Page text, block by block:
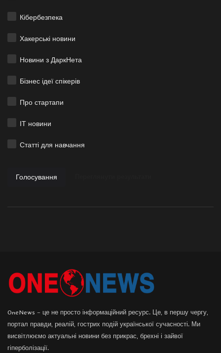
Кібербезпека
Хакерські новини
Новини з ДаркНета
Бізнес ідеї спікерів
Про стартапи
ІТ новини
Статті для навчання
Голосування
OneNews – це не просто інформаційний ресурс. Це, в першу чергу,
портал правди, реалій, гострих подій української сучасності. Ми
висвітлюємо актуальні новини без прикрас, брехні і зайвої
гіперболізації.